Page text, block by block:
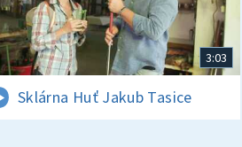
3:03
Sklárna Huť Jakub Tasice